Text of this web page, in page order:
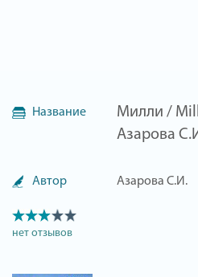
Название
Милли /
Азарова
Автор Азарова С.И.
нет отзывов